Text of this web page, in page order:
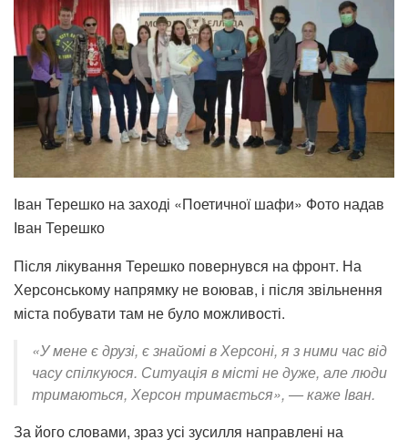
Іван Терешко на заході «Поетичної шафи» Фото надав
Іван Терешко
Після лікування Терешко повернувся на фронт. На
Херсонському напрямку не воював, і після звільнення
міста побувати там не було можливості.
«У мене є друзі, є знайомі в Херсоні, я з ними час від
часу спілкуюся. Ситуація в місті не дуже, але люди
тримаються, Херсон тримається», — каже Іван.
За його словами, зраз усі зусилля направлені на